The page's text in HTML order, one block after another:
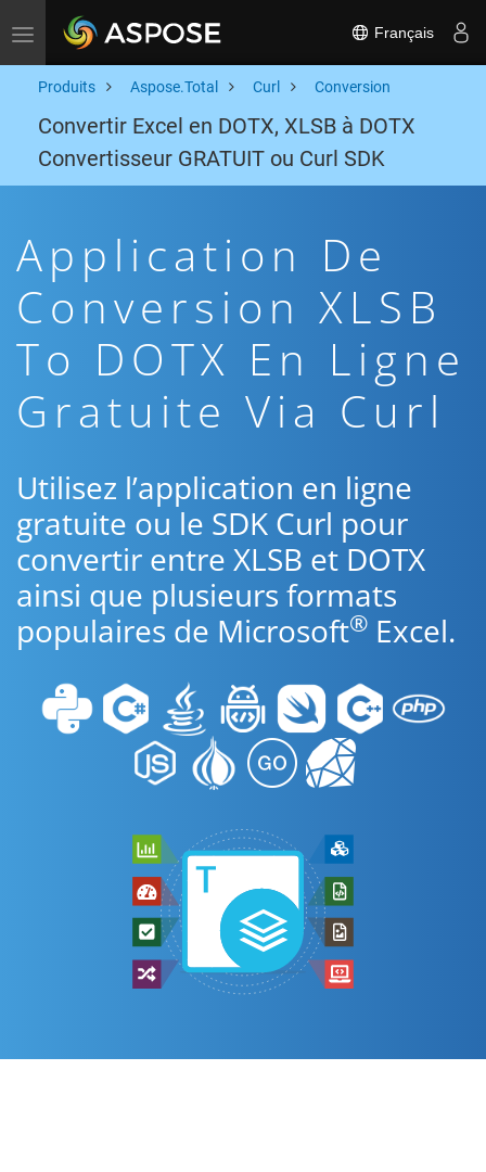
Toggle navigation Français
Produits Aspose.Total Curl Conversion
Convertir Excel en DOTX, XLSB à DOTX
Convertisseur GRATUIT ou Curl SDK
Application De
Conversion XLSB
To DOTX En Ligne
Gratuite Via Curl
Utilisez l’application en ligne
gratuite ou le SDK Curl pour
convertir entre XLSB et DOTX
ainsi que plusieurs formats
populaires de Microsoft® Excel.